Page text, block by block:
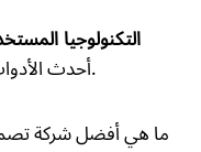
التكنولوجيا
أحدث الأدوات والتقنيات في تصميم المواقع.